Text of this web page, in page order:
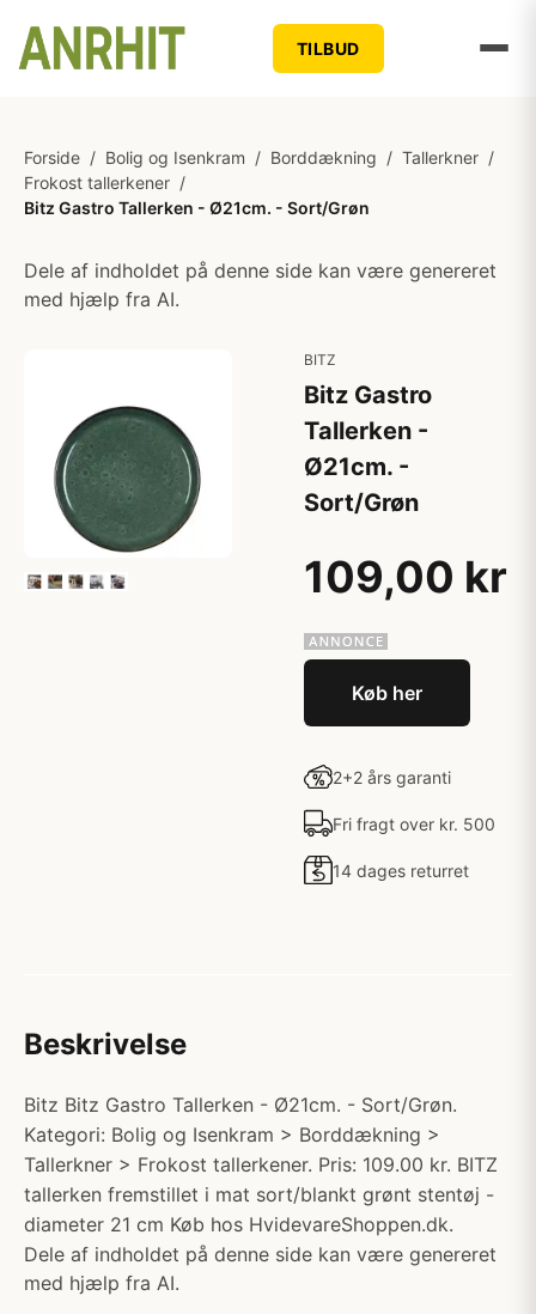
TILBUD
Forside / Bolig og Isenkram / Borddækning / Tallerkner /
Frokost tallerkener /
Bitz Gastro Tallerken - Ø21cm. - Sort/Grøn
Dele af indholdet på denne side kan være genereret
med hjælp fra AI.
BITZ
Bitz Gastro
Tallerken -
Ø21cm. -
Sort/Grøn
109,00 kr
Køb her
2+2 års garanti
Fri fragt over kr. 500
14 dages returret
Beskrivelse
Bitz Bitz Gastro Tallerken - Ø21cm. - Sort/Grøn.
Kategori: Bolig og Isenkram > Borddækning >
Tallerkner > Frokost tallerkener. Pris: 109.00 kr. BITZ
tallerken fremstillet i mat sort/blankt grønt stentøj -
diameter 21 cm Køb hos HvidevareShoppen.dk.
Dele af indholdet på denne side kan være genereret
med hjælp fra AI.